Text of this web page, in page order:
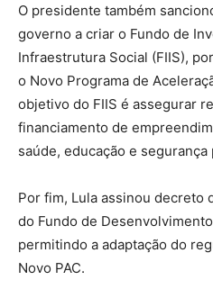
O presidente também
governo a criar o Fundo de
Infraestrutura Social (FIIS),
o Novo Programa de
objetivo do FIIS é assegurar
financiamento de
saúde, educação e segurança
Por fim, Lula assinou decreto
do Fundo de
permitindo a adaptação do
Novo PAC.